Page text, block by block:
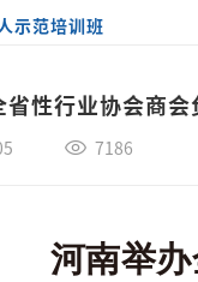
示范培训班
性行业协会商
7186
河南举